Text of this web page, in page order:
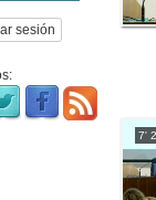
sesión
7'